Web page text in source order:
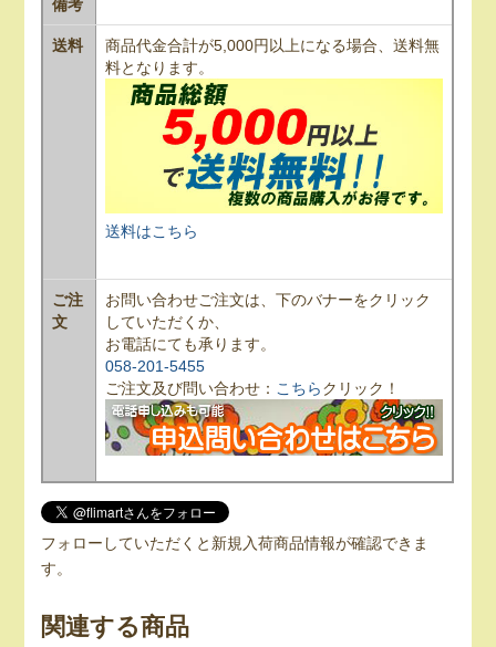
備考
送料
商品代金合計が5,000円以上になる場合、送料無
料となります。
送料はこちら
ご注
文
お問い合わせご注文は、下のバナーをクリック
していただくか、
お電話にても承ります。
058-201-5455
ご注文及び問い合わせ： こちらクリック！
フォローしていただくと新規入荷商品情報が確認できま
す。
関連する商品